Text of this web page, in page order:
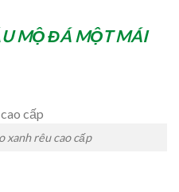
MỘ ĐÁ MỘT MÁI
xanh rêu cao cấp